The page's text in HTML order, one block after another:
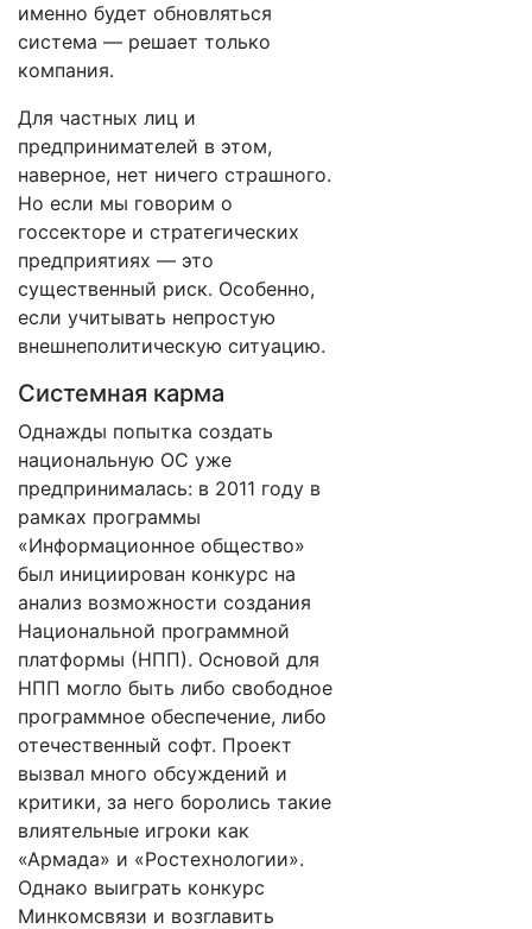
именно будет обновляться
система — решает только
компания.
Для частных лиц и
предпринимателей в этом,
наверное, нет ничего страшного.
Но если мы говорим о
госсекторе и стратегических
предприятиях — это
существенный риск. Особенно,
если учитывать непростую
внешнеполитическую ситуацию.
Системная карма
Однажды попытка создать
национальную ОС уже
предпринималась: в 2011 году в
рамках программы
«Информационное общество»
был инициирован конкурс на
анализ возможности создания
Национальной программной
платформы (НПП). Основой для
НПП могло быть либо свободное
программное обеспечение, либо
отечественный софт. Проект
вызвал много обсуждений и
критики, за него боролись такие
влиятельные игроки как
«Армада» и «Ростехнологии».
Однако выиграть конкурс
Минкомсвязи и возглавить